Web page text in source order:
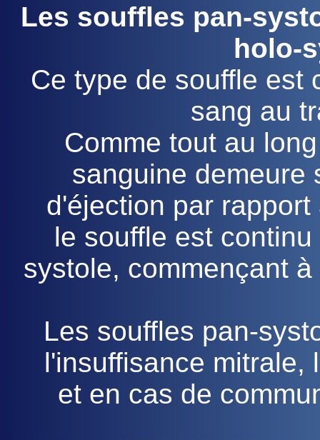
Les souffles pan-
holo-
Ce type de souffle est
sang au
Comme tout au
sanguine demeure
d'éjection par
le souffle est
systole, commençant
Les souffles pan-
l'insuffisance mitrale,
et en cas de